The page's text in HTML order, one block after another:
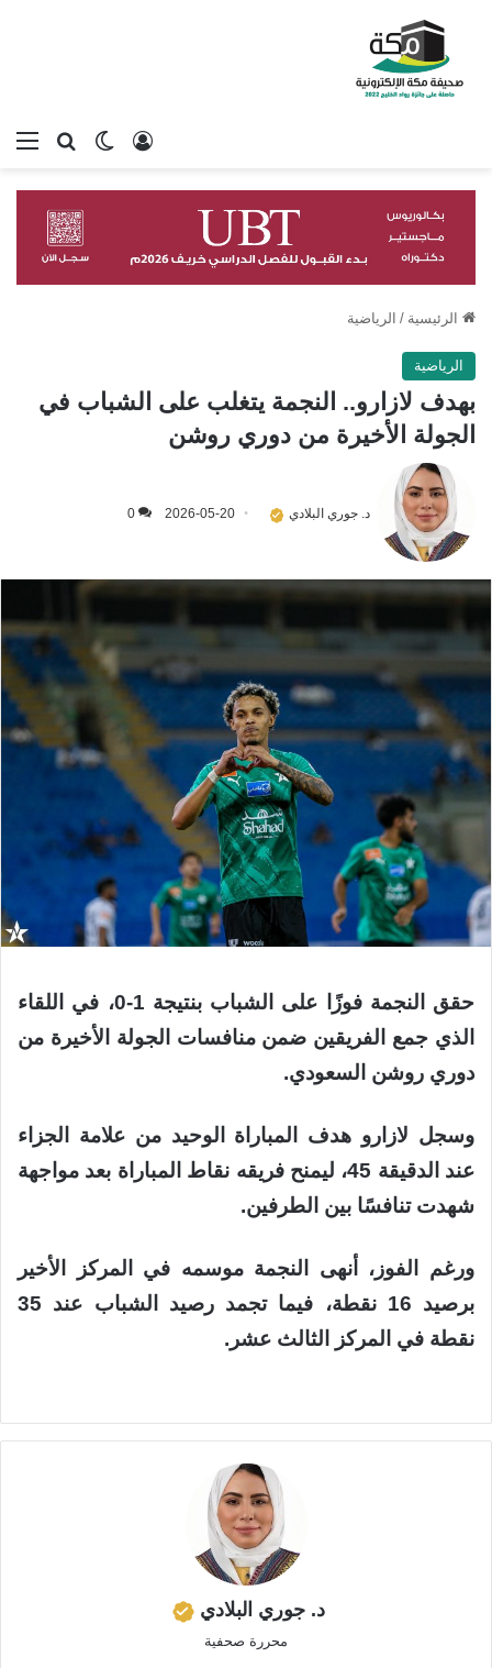
بحثالوضع
تسجيل الدخول
الرئيسية / الرياضية
الرياضية
بهدف لازارو.. النجمة يتغلب على الشباب في
الجولة الأخيرة من دوري روشن
د. جوري البلادي 2026-05-20
0
حقق النجمة فوزًا على الشباب بنتيجة 1-0، في اللقاء
الذي جمع الفريقين ضمن منافسات الجولة الأخيرة من
دوري روشن السعودي.
وسجل لازارو هدف المباراة الوحيد من علامة الجزاء
عند الدقيقة 45، ليمنح فريقه نقاط المباراة بعد مواجهة
شهدت تنافسًا بين الطرفين.
ورغم الفوز، أنهى النجمة موسمه في المركز الأخير
برصيد 16 نقطة، فيما تجمد رصيد الشباب عند 35
نقطة في المركز الثالث عشر.
د. جوري البلادي
محررة صحفية